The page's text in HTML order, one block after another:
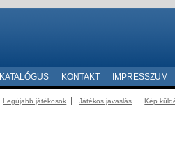
KATALÓGUS KONTAKT IMPRESSZUM
Legújabb játékosok Játékos javaslás Kép